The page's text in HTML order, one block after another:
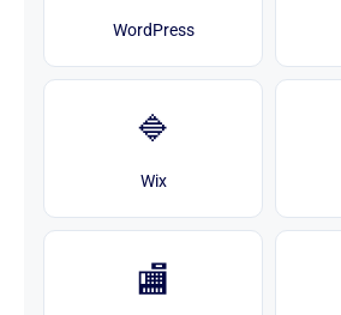
WordPress
🔷
Wix
🏬